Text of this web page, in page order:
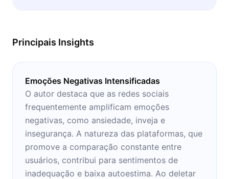
Principais Insights
Emoções Negativas Intensificadas
O autor destaca que as redes sociais
frequentemente amplificam emoções
negativas, como ansiedade, inveja e
insegurança. A natureza das plataformas, que
promove a comparação constante entre
usuários, contribui para sentimentos de
inadequação e baixa autoestima. Ao deletar